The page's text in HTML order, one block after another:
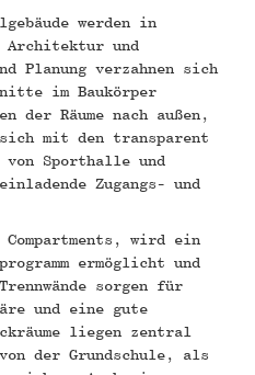
werden in
Architektur und
Planung verzahnen sich
im Baukörper
der Räume nach außen,
mit den transparent
von Sporthalle und
Zugangs- und
wird ein
ermöglicht und
sorgen für
und eine gute
liegen zentral
der Grundschule, als